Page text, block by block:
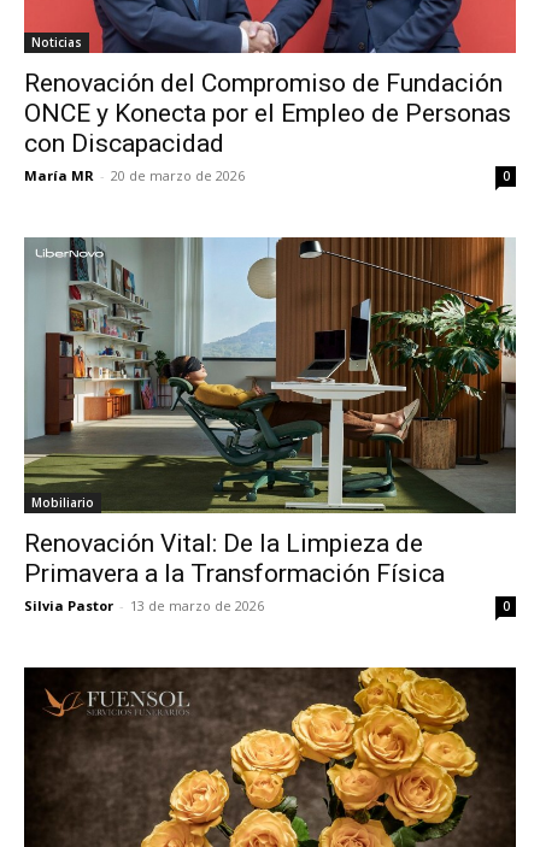
Noticias
Renovación del Compromiso de Fundación
ONCE y Konecta por el Empleo de Personas
con Discapacidad
María MR - 20 de marzo de 2026 0
Mobiliario
Renovación Vital: De la Limpieza de
Primavera a la Transformación Física
Silvia Pastor - 13 de marzo de 2026 0